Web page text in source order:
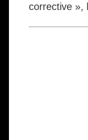
corrective »,